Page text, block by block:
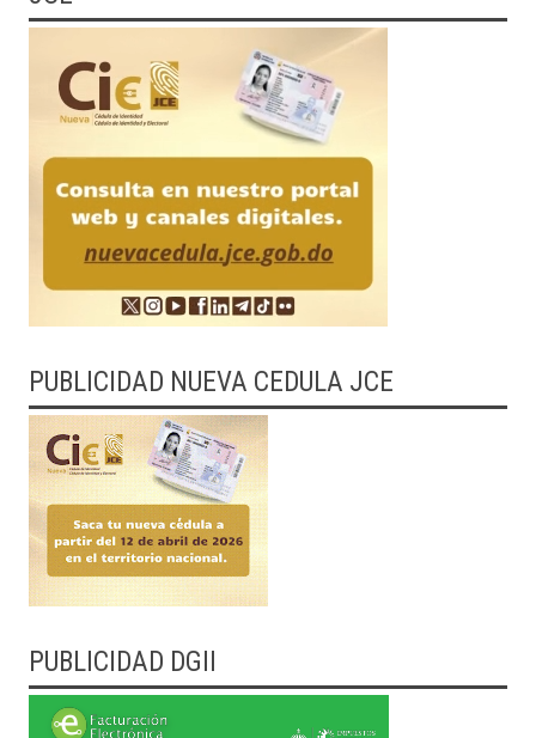
PUBLICIDAD NUEVA CEDULA JCE
PUBLICIDAD DGII